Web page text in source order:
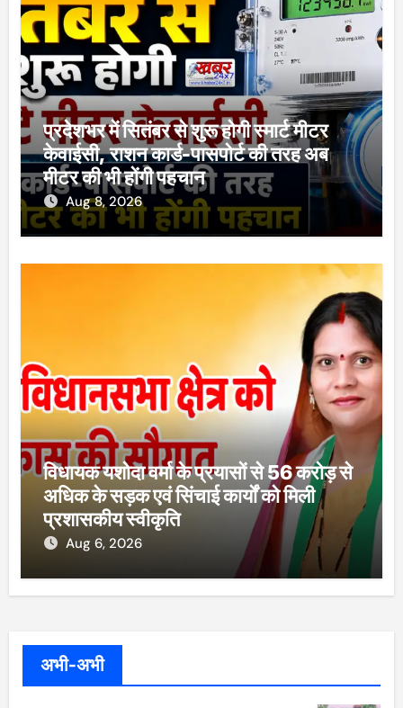
प्रदेशभर में सितंबर से शुरू होगी स्मार्ट मीटर
केवाईसी, राशन कार्ड-पासपोर्ट की तरह अब
मीटर की भी होंगी पहचान
Aug 8, 2026
विधायक यशोदा वर्मा के प्रयासों से 56 करोड़ से
अधिक के सड़क एवं सिंचाई कार्यों को मिली
प्रशासकीय स्वीकृति
Aug 6, 2026
अभी-अभी